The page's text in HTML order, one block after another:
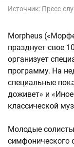
Источник: Пресс-
Morpheus
празднует свое
организует
программу. На
специальные
доживет» и
классической
Молодые
симфонического